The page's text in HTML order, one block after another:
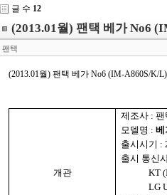
글 수 12
(2013.01월) 팬택 베가 No6
팬택
(2013.01월) 팬택 베가 No6 (IM-A860S/K/
개관
제조사 :팬
모델명 :
출시시기 :
출시 통신
KT
LG